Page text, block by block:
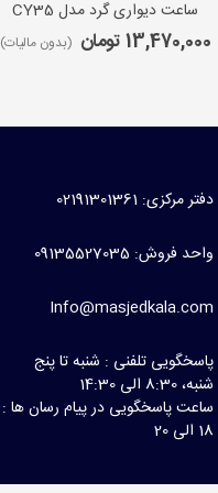
ساعت دیواری گرد مدل CY35
13,470,000 تومان (بدون مالیات)
دفتر مرکزی: 02191301361
واحد فروش: 09135527035
Info@masjedkala.com
پاسخگویی تلفنی : شنبه تا پنج
شنبه، 8:30 الی 14:30
ساعت پاسخگویی در پیام رسان ها :
18 الی 20